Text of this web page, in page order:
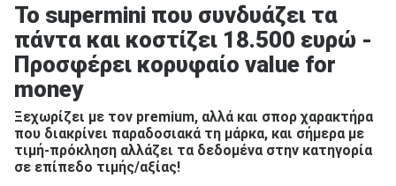
Το supermini που συνδυάζει τα
πάντα και κοστίζει 18.500 ευρώ -
Προσφέρει κορυφαίο value for
money
Ξεχωρίζει με τον premium, αλλά και σπορ χαρακτήρα
που διακρίνει παραδοσιακά τη μάρκα, και σήμερα με
τιμή-πρόκληση αλλάζει τα δεδομένα στην κατηγορία
σε επίπεδο τιμής/αξίας!